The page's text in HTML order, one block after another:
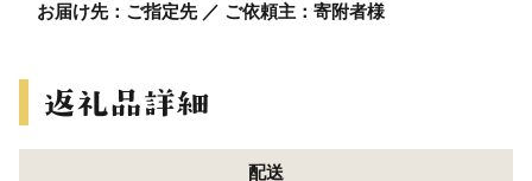
お届け先：ご指定先 ／ ご依頼主：寄附者様
配送